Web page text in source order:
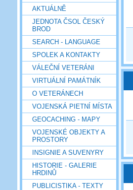
AKTUÁLNĚ
JEDNOTA ČSOL ČESKÝ
BROD
SEARCH - LANGUAGE
SPOLEK A KONTAKTY
VÁLEČNÍ VETERÁNI
VIRTUÁLNÍ PAMÁTNÍK
O VETERÁNECH
VOJENSKÁ PIETNÍ MÍSTA
GEOCACHING - MAPY
VOJENSKÉ OBJEKTY A
PROSTORY
INSIGNIE A SUVENYRY
HISTORIE - GALERIE
HRDINŮ
PUBLICISTIKA - TEXTY